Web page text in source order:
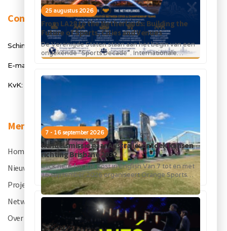
25 augustus 2026
From LA28 to the Netherlands: Building the
Future of Sports, Cities and Venues
De Verenigde Staten staan aan het begin van een
ongekende “Sports Decade”. Internationale
topsportevenementen en grote investeringen in
7 - 16 september 2026
Handelsmissie naar Australië: ontdek kansen
richting Brisbane 2032
Click here for the post in English Van 7 tot en met
16 september 2026 organiseert Orange Sports
Forum in...
Contact
Schimmelt 40, 5611 ZX Eindhoven
E-mail: info@orangesportsforum.com
KvK: 50334905
Menu
Home
Nieuws
Projecten
Netwerk
Over OSF